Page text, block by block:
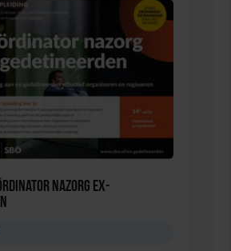
nazorg ex-